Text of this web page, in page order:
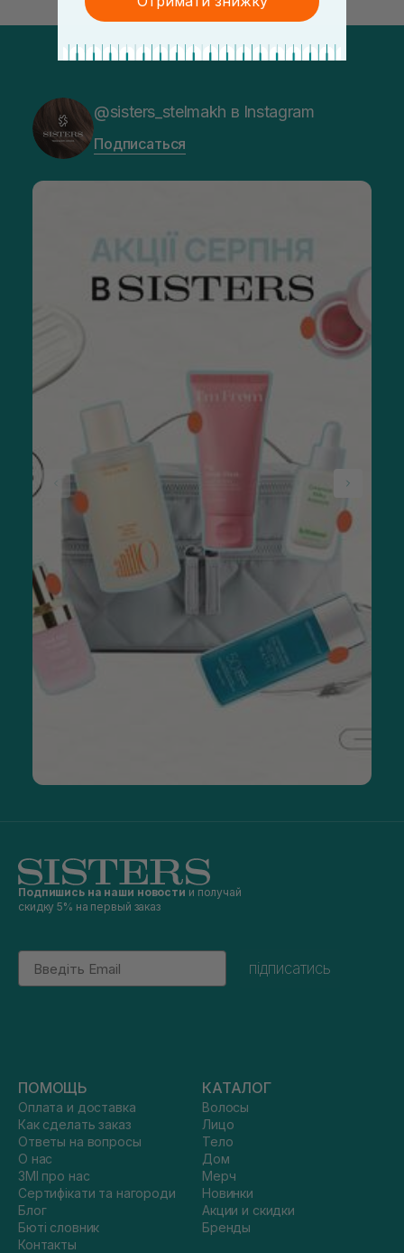
@sisters_stelmakh в Instagram
Подписаться
Подпишись на наши новости и получай
скидку 5% на первый заказ
Email
підписатись
ПОМОЩЬ
Оплата и доставка
Как сделать заказ
Ответы на вопросы
О нас
ЗМІ про нас
Сертифікати та нагороди
Блог
Бюті словник
Контакты
КАТАЛОГ
Волосы
Лицо
Тело
Дом
Мерч
Новинки
Акции и скидки
Бренды